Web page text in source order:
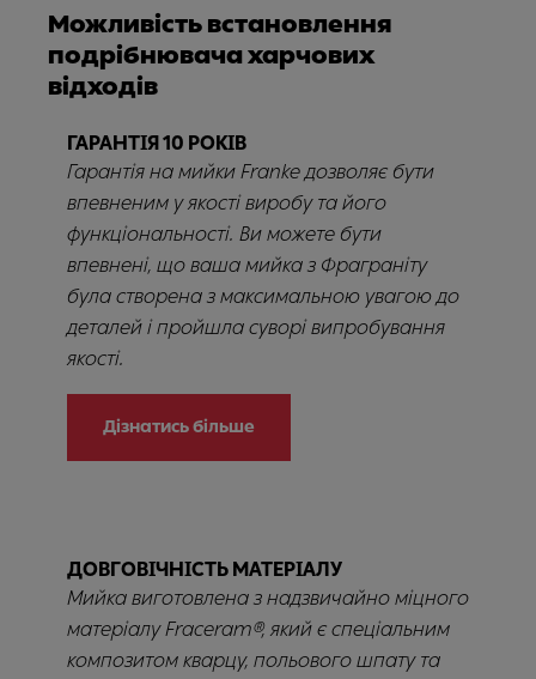
Можливість встановлення
подрібнювача харчових
відходів
ГАРАНТІЯ 10 РОКІВ
Гарантія на мийки Franke дозволяє бути
впевненим у якості виробу та його
функціональності. Ви можете бути
впевнені, що ваша мийка з Фраграніту
була створена з максимальною увагою до
деталей і пройшла суворі випробування
якості.
Дізнатись більше
ДОВГОВІЧНІСТЬ МАТЕРІАЛУ
Мийка виготовлена з надзвичайно міцного
матеріалу Fraceram®, який є спеціальним
композитом кварцу, польового шпату та